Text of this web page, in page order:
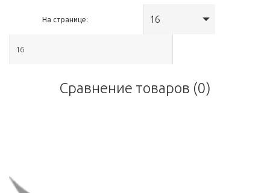
На странице: 16
Сравнение товаров (0)